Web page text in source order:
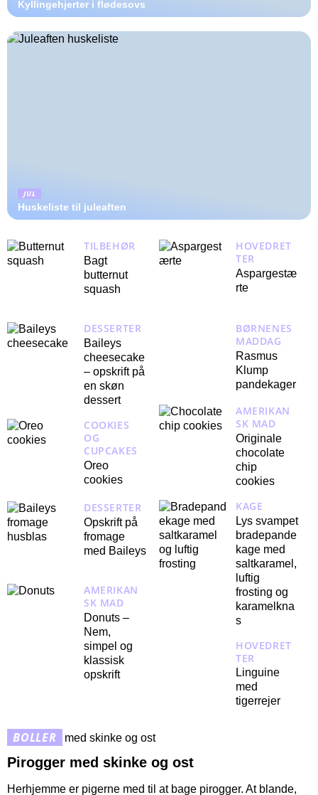
Kyllingehjerter i flødesovs
JUL
Huskeliste til juleaften
TILBEHØR
Bagt
butternut
squash
DESSERTER
Baileys
cheesecake
– opskrift på
en skøn
dessert
COOKIES
OG
CUPCAKES
Oreo
cookies
DESSERTER
Opskrift på
fromage
med Baileys
AMERIKAN
SK MAD
Donuts –
Nem,
simpel og
klassisk
opskrift
HOVEDRET
TER
Aspargestæ
rte
BØRNENES
MADDAG
Rasmus
Klump
pandekager
AMERIKAN
SK MAD
Originale
chocolate
chip
cookies
KAGE
Lys svampet
bradepande
kage med
saltkaramel,
luftig
frosting og
karamelkna
s
HOVEDRET
TER
Linguine
med
tigerrejer
BOLLER
Pirogger med skinke og ost
Herhjemme er pigerne med til at bage pirogger. At blande,